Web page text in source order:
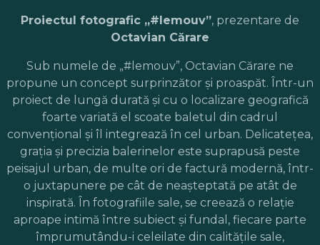
Proiectul fotografic „#lemouv”, prezentare de
Octavian Cărare
Sub numele de „#lemouv”, Octavian Cărare ne
propune un concept surprinzător și proaspăt. Într-un
proiect de lungă durată și cu o localizare geografică
foarte variată el scoate baletul din cadrul
convențional și îl integrează în cel urban. Delicatețea,
grația și precizia balerinelor este suprapusă peste
peisajul urban, de multe ori de factură modernă, într-
o juxtapunere pe cât de neașteptată pe atât de
inspirată. În fotografiile sale, se creează o relație
aproape intimă între subiect și fundal, fiecare parte
împrumutându-i celeilate din calitățile sale,